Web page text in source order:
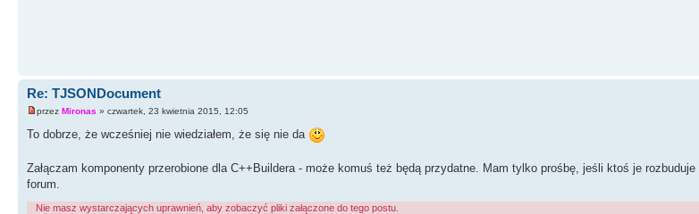
Re: TJSONDocument
przez Mironas » czwartek, 23 kwietnia 2015, 12:05
To dobrze, że wcześniej nie wiedziałem, że się nie da
Załączam komponenty przerobione dla C++Buildera - może komuś też będą przydatne. Mam tylko prośbę, jeśli ktoś je
forum.
Nie masz wystarczających uprawnień, aby zobaczyć pliki załączone do tego postu.